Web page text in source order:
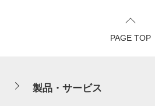
PAGE TOP
製品・サービス